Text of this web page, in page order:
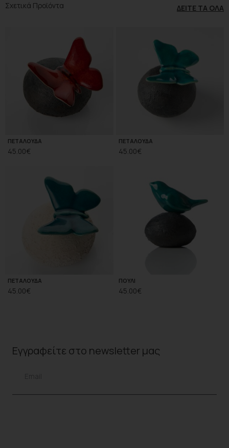
Σχετικά Προϊόντα ΔΕΊΤΕ ΤΑ ΌΛΑ
ΠΕΤΑΛΟΥΔΑ
45.00€
ΠΕΤΑΛΟΥΔΑ
45.00€
ΠΕΤΑΛΟΥΔΑ
45.00€
ΠΟΥΛΙ
45.00€
Εγγραφείτε στο newsletter μας